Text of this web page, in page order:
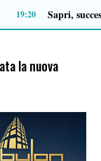
13:20
la nuova